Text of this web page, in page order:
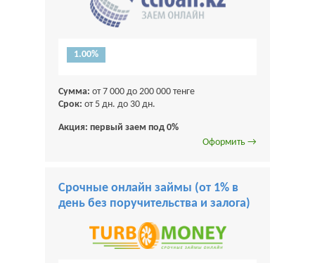
1.00%
Сумма: от 7 000 до 200 000 тенге
Срок: от 5 дн. до 30 дн.
Акция: первый заем под 0%
Оформить →
Срочные онлайн займы (от 1% в
день без поручительства и залога)